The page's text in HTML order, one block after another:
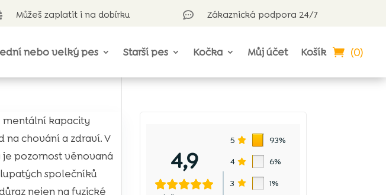
Můžeš zaplatit i na dobírku  Zákaznická podpora 24/7
nebo velký pes Starší pes Kočka Můj účet Košík (0)
kapacity
na chování a zdraví. V
pozornost věnovaná
společníků
nejen na fyzické
4,9
5 93%
4 6%
3 1%